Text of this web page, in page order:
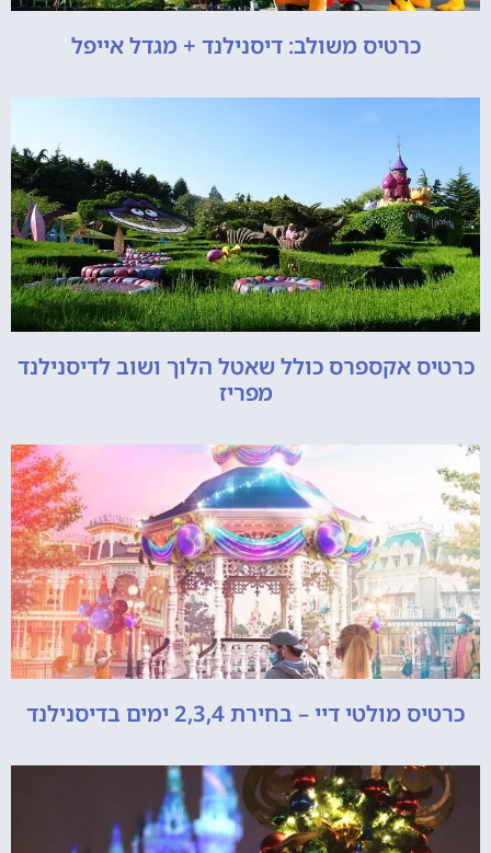
כרטיס משולב: דיסנילנד + מגדל אייפל
כרטיס אקספרס כולל שאטל הלוך ושוב לדיסנילנד
מפריז
כרטיס מולטי דיי – בחירת 2,3,4 ימים בדיסנילנד